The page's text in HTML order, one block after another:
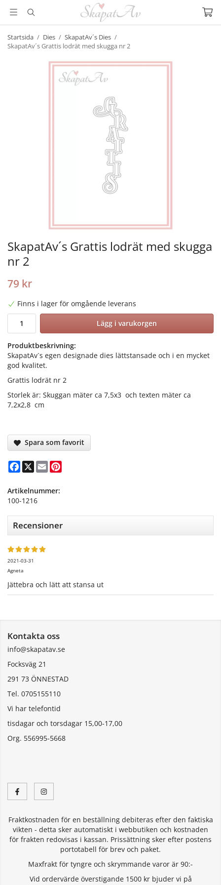
Startsida / Dies / SkapatAv´s Dies /
SkapatAv´s Grattis lodrät med skugga nr 2
SkapatAv´s Grattis lodrät med skugga
nr 2
79 kr
Finns i lager för omgående leverans
Lägg i varukorgen
Produktbeskrivning:
SkapatAv`s egen designade dies lättstansade och i en mycket
god kvalitet.
Grattis lodrät nr 2
Storlek är: Skuggan mäter ca 7,5x3 och texten mäter ca
7,2x2,8 cm
Spara som favorit
Facebook
X Email
Artikelnummer:
100-1216
Recensioner
2021-03-31
Agneta
Jättebra och lätt att stansa ut
Kontakta oss
info@skapatav.se
Focksväg 21
291 73 ÖNNESTAD
Tel. 0705155110
Vi har telefontid
tisdagar och torsdagar 15,00-17,00
Org. 556995-5668
Fraktkostnaden för en beställning debiteras efter den faktiska
vikten - detta sker automatiskt i webbutiken och kostnaden
för frakten redovisas i kassan. Prissättning sker efter postens
portotabell för brev och paket.
Maxfrakt för tyngre och skrymmande varor är 90:-
Vid ordervärde överstigande 1500 kr bjuder vi på